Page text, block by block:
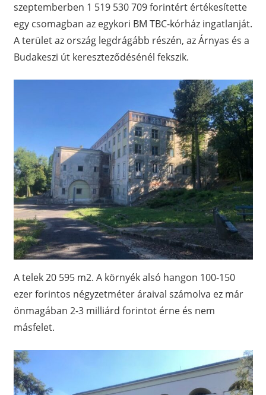
szeptemberben 1 519 530 709 forintért értékesítette
egy csomagban az egykori BM TBC-kórház ingatlanját.
A terület az ország legdrágább részén, az Árnyas és a
Budakeszi út kereszteződésénél fekszik.
A telek 20 595 m2. A környék alsó hangon 100-150
ezer forintos négyzetméter áraival számolva ez már
önmagában 2-3 milliárd forintot érne és nem
másfelet.